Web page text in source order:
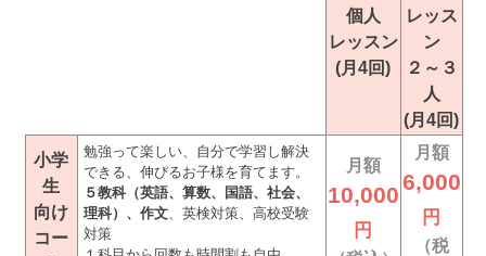
個人
レッスン
(月4回)
レッス
ン
２～３
人
(月4回)
小学
生
向け
コー
勉強って楽しい、自分で学習し解決
できる、伸びるお子様を育てます。
５教科（英語、算数、国語、社会、
理科）、作文、英検対策、高校受験
対策
月額
10,000
円
月額
6,000
円
（税